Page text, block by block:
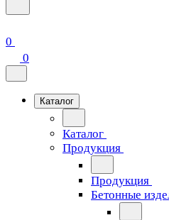
0
0
Каталог
Каталог
Продукция
Продукция
Бетонные